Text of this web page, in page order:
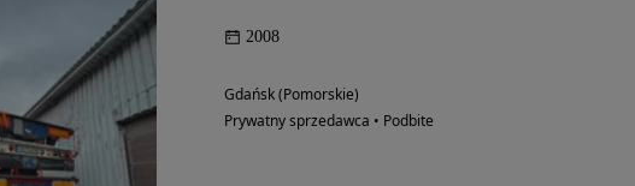
2008
Gdańsk (Pomorskie)
Prywatny sprzedawca • Podbite